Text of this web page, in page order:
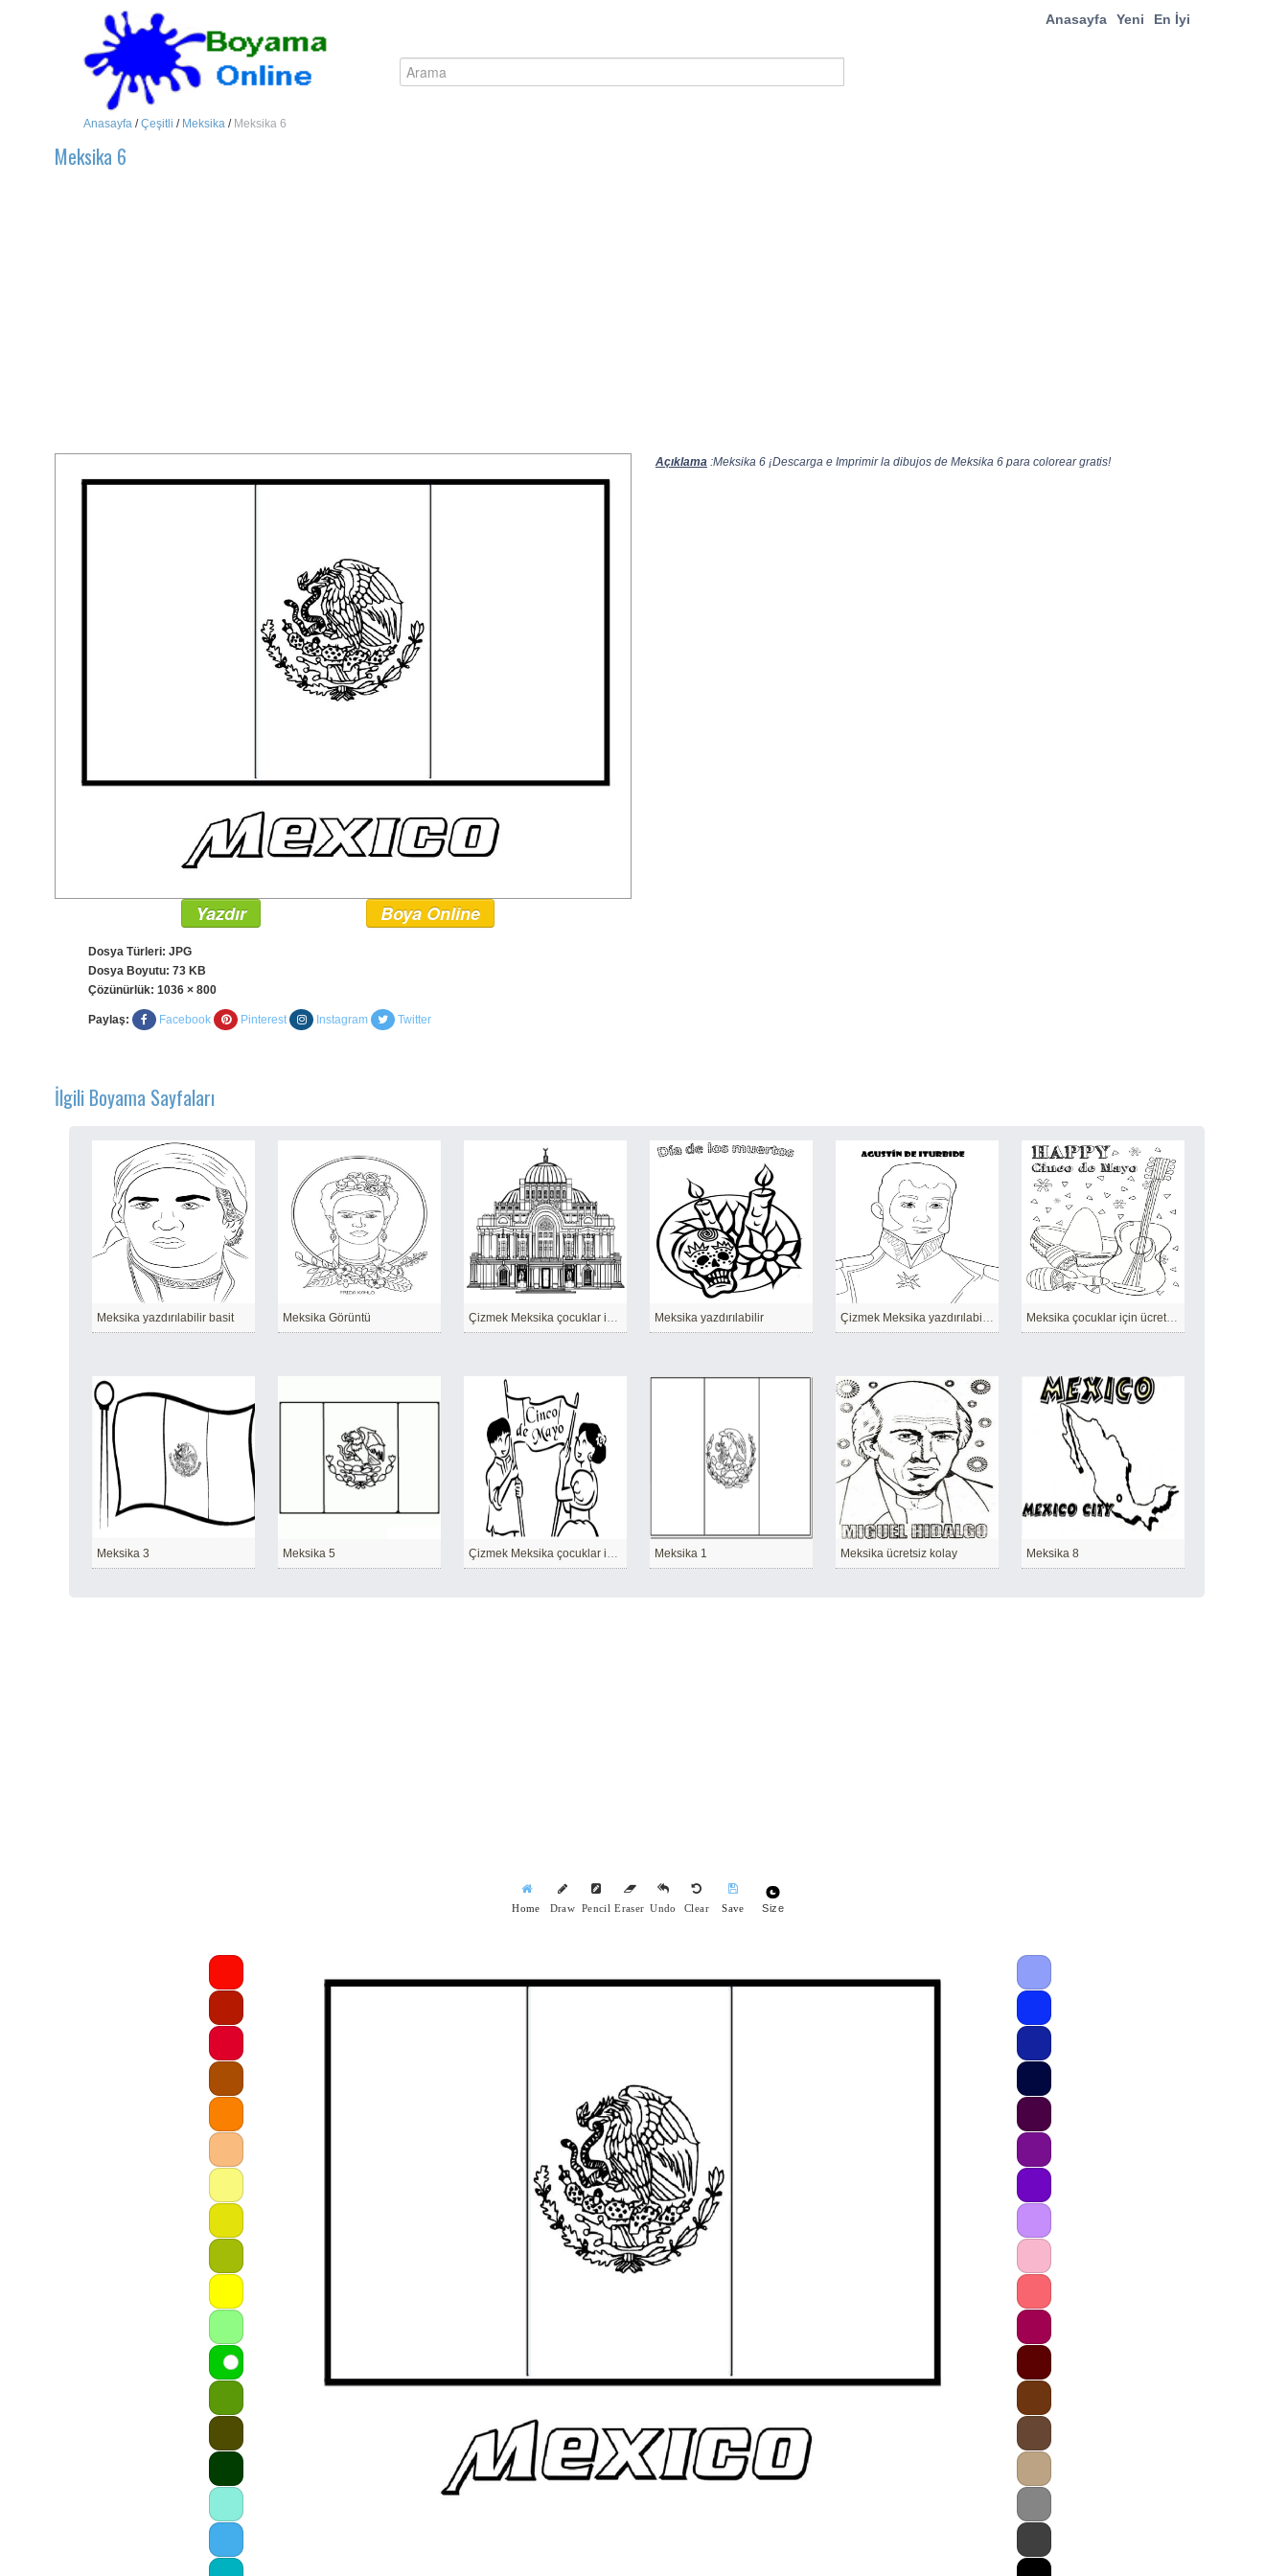
Anasayfa Yeni En İyi
Anasayfa /Çeşitli / Meksika / Meksika 6
Meksika 6
Açıklama :Meksika 6 ¡Descarga e Imprimir la dibujos de Meksika 6 para colorear gratis!
Yazdır Boya Online
Dosya Türleri: JPG
Dosya Boyutu: 73 KB
Çözünürlük: 1036 × 800
Paylaş: Facebook Pinterest Instagram Twitter
İlgili Boyama Sayfaları
Meksika yazdırılabilir basit Meksika Görüntü Çizmek Meksika çocuklar için temel Meksika yazdırılabilir Çizmek Meksika yazdırılabilir kolay Meksika çocuklar için ücretsiz yazdırılabilir
Meksika 3 Meksika 5 Çizmek Meksika çocuklar için yazdırılabilir Meksika 1 Meksika ücretsiz kolay Meksika 8
Home Draw Pencil Eraser Undo Clear Save Size